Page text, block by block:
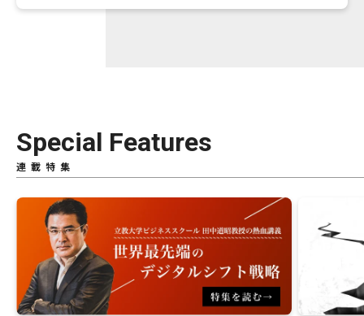
Special Features
連載特集